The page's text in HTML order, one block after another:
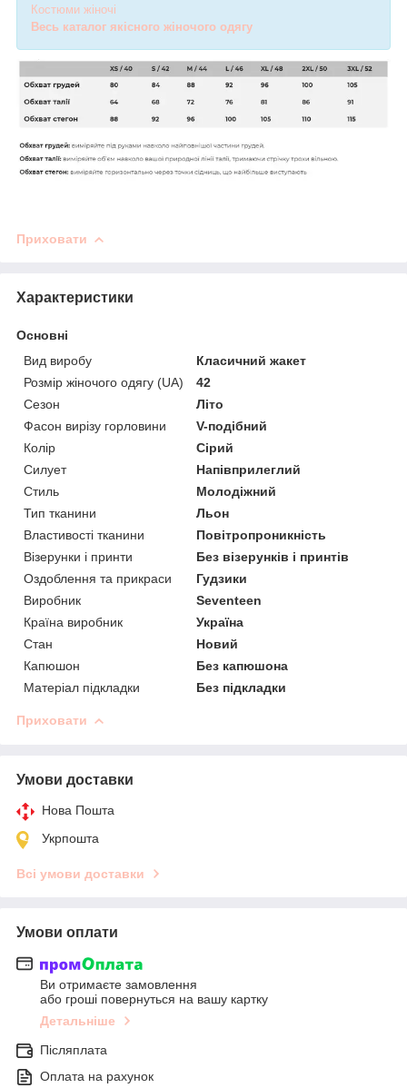
Костюми жіночі
Весь каталог якісного жіночого одягу
Приховати
Характеристики
Основні
Вид виробу
Класичний жакет
Розмір жіночого одягу (UA)
42
Сезон
Літо
Фасон вирізу горловини
V-подібний
Колір
Сірий
Силует
Напівприлеглий
Стиль
Молодіжний
Тип тканини
Льон
Властивості тканини
Повітропроникність
Візерунки і принти
Без візерунків і принтів
Оздоблення та прикраси
Гудзики
Виробник
Seventeen
Країна виробник
Україна
Стан
Новий
Капюшон
Без капюшона
Матеріал підкладки
Без підкладки
Приховати
Умови доставки
Нова Пошта
Укрпошта
Всі умови доставки
Умови оплати
Ви отримаєте замовлення
або гроші повернуться на вашу картку
Детальніше
Післяплата
Оплата на рахунок